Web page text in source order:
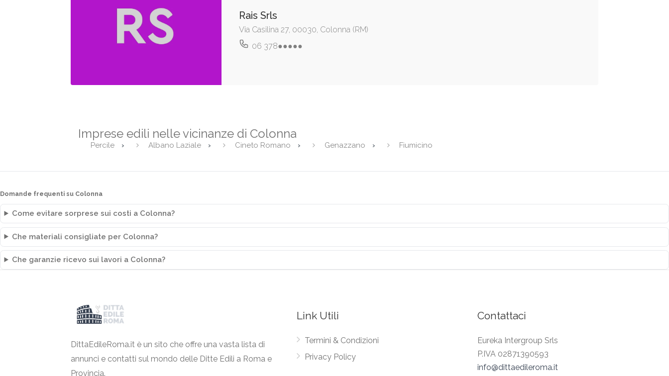
Rais Srls
Via Casilina 27, 00030, Colonna (RM)
06 378●●●●●
Imprese edili nelle vicinanze di Colonna
Percile Albano Laziale Cineto Romano Genazzano Fiumicino
Domande frequenti su Colonna
Come evitare sorprese sui costi a Colonna?
Che materiali consigliate per Colonna?
Che garanzie ricevo sui lavori a Colonna?
DittaEdileRoma.it è un sito che offre una vasta lista di
annunci e contatti sul mondo delle Ditte Edili a Roma e
Provincia.
Link Utili
Termini & Condizioni
Privacy Policy
Contattaci
Eureka Intergroup Srls
P.IVA 02871390593
info@dittaedileroma.it